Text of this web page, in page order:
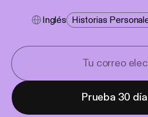
Inglés Historias
Prueba 30